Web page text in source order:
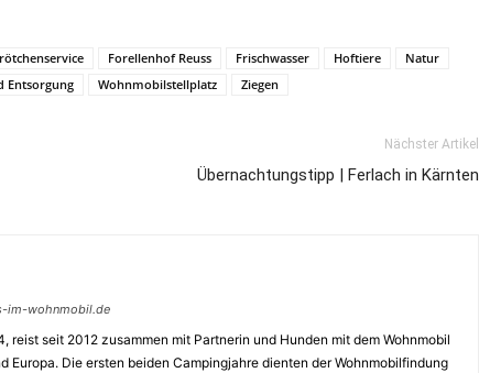
Forellenhof Reuss Frischwasser Hoftiere
Natur
Entsorgung Wohnmobilstellplatz Ziegen
Nächster Artikel
Übernachtungstipp | Ferlach in Kärnten
im-wohnmobil.de
reist seit 2012 zusammen mit Partnerin und Hunden mit dem Wohnmobil
Europa. Die ersten beiden Campingjahre dienten der Wohnmobilfindung